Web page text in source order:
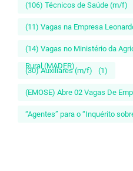
(106) Técnicos de Saúde (m/f)
(11) Vagas na Empresa
(14) Vagas no Ministério da
Rural (MADER)
(30) Auxiliares (m/f) (1)
(EMOSE) Abre 02 Vagas De
“Agentes” para o “Inquérito